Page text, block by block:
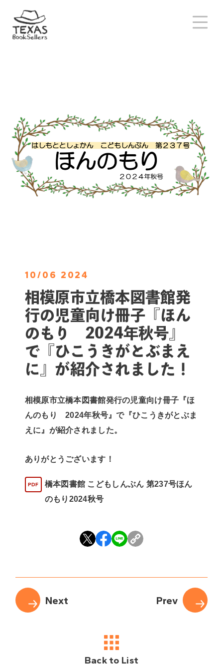
10/06 2024
相模原市立橋本図書館発
行の児童向け冊子『ほん
のもり 2024年秋号』
で『ひこうきがとぶまえ
に』が紹介されました！
相模原市立橋本図書館発行の児童向け冊子『ほ
んのもり 2024年秋号』で『ひこうきがとぶま
えに』が紹介されました。
ありがとうございます！
橋本図書館 こどもしんぶん 第237号ほん
のもり2024秋号
Back to List